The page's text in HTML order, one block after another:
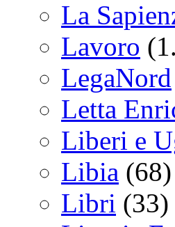
La
Lavoro
LegaNord
Letta
Liberi e
Libia (68)
Libri (33)